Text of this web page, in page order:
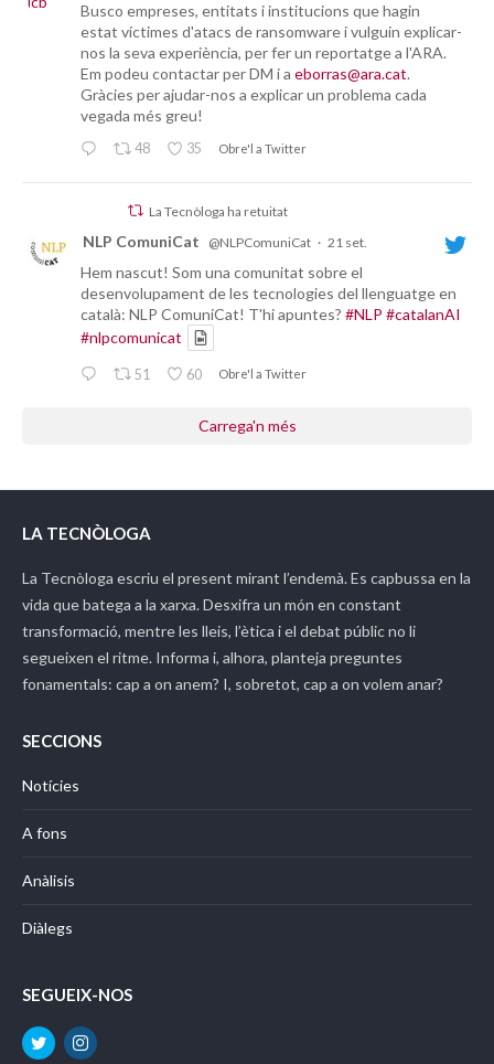
Busco empreses, entitats i institucions que hagin
estat víctimes d'atacs de ransomware i vulguin explicar-
nos la seva experiència, per fer un reportatge a l'ARA.
Em podeu contactar per DM i a eborras@ara.cat.
Gràcies per ajudar-nos a explicar un problema cada
vegada més greu!
48 35 Obre'l a Twitter
La Tecnòloga ha retuitat
NLP ComuniCat @NLPComuniCat · 21 set.
Hem nascut! Som una comunitat sobre el
desenvolupament de les tecnologies del llenguatge en
català: NLP ComuniCat! T'hi apuntes? #NLP #catalanAI
#nlpcomunicat
51 60 Obre'l a Twitter
Carrega'n més
LA TECNÒLOGA
La Tecnòloga escriu el present mirant l’endemà. Es capbussa en la
vida que batega a la xarxa. Desxifra un món en constant
transformació, mentre les lleis, l’ètica i el debat públic no li
segueixen el ritme. Informa i, alhora, planteja preguntes
fonamentals: cap a on anem? I, sobretot, cap a on volem anar?
SECCIONS
Notícies
A fons
Anàlisis
Diàlegs
SEGUEIX-NOS